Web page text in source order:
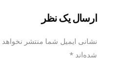
ارسال یک نظر
نشانی ایمیل شما منتشر نخواهد شد.
شده‌اند *